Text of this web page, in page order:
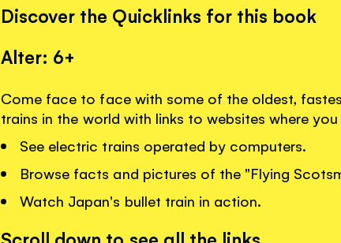
Discover the Quicklinks for this book
Alter: 6+
Come face to face with some of the oldest,
trains in the world with links to websites where
See electric trains operated by computers.
Browse facts and pictures of the "Flying
Watch Japan's bullet train in action.
Scroll down to see all the links